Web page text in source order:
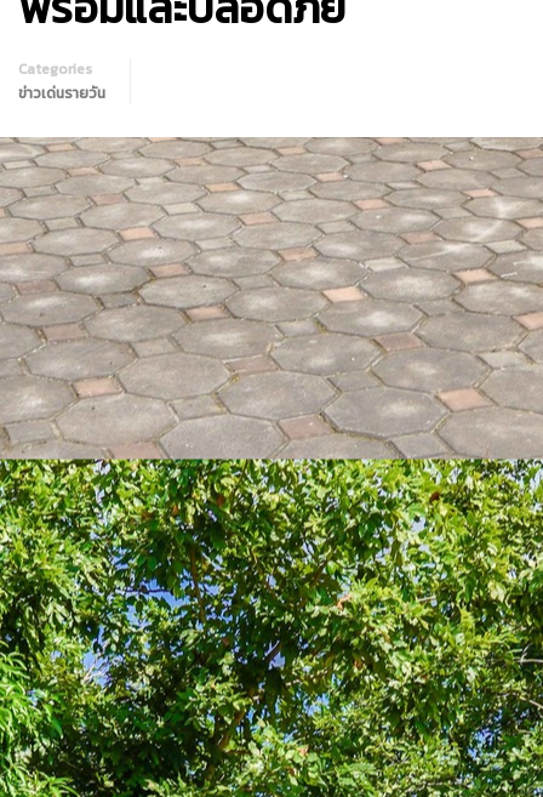
Categories
ข่าวเด่นรายวัน